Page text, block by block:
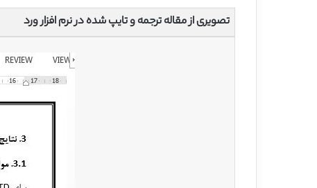
تصویری از مقاله ترجمه و تایپ شده در نرم افزار ورد